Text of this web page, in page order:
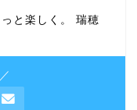
と楽しく。 瑞穂